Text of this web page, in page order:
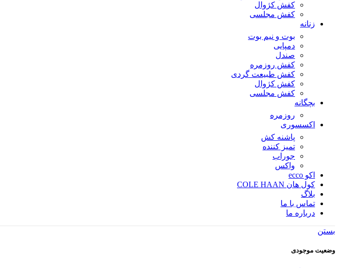
کفش کژوال
کفش مجلسی
زنانه
بوت و نیم بوت
دمپایی
صندل
کفش روزمره
کفش طبیعت گردی
کفش کژوال
کفش مجلسی
بچگانه
روزمره
اکسسوری
پاشنه کش
تمیز کننده
جوراب
واکس
اکو ecco
کول هان COLE HAAN
بلاگ
تماس با ما
درباره ما
بستن
وضعیت موجودی